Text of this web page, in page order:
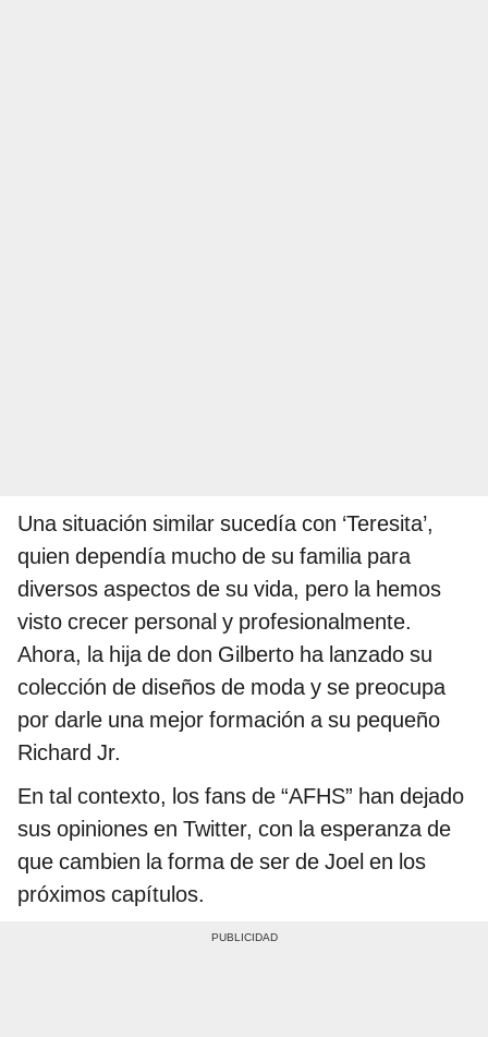
Una situación similar sucedía con ‘Teresita’,
quien dependía mucho de su familia para
diversos aspectos de su vida, pero la hemos
visto crecer personal y profesionalmente.
Ahora, la hija de don Gilberto ha lanzado su
colección de diseños de moda y se preocupa
por darle una mejor formación a su pequeño
Richard Jr.
En tal contexto, los fans de “AFHS” han dejado
sus opiniones en Twitter, con la esperanza de
que cambien la forma de ser de Joel en los
próximos capítulos.